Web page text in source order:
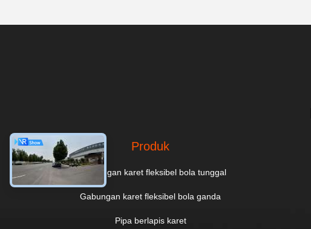
Produk
Sambungan karet fleksibel bola tunggal
Gabungan karet fleksibel bola ganda
Pipa berlapis karet